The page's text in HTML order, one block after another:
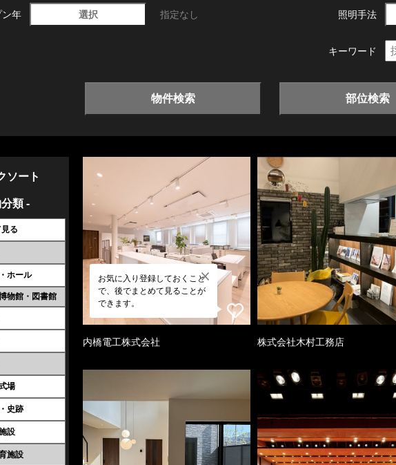
年 選択 指定なし 照明手法
キーワード
物件検索 部位検索
ソート
類 -
る
ホール
物館・図書館
場
史跡
設
施設
お気に入り登録しておくこと
で、後でまとめて見ることが
できます。
内橋電工株式会社 株式会社木村工務店